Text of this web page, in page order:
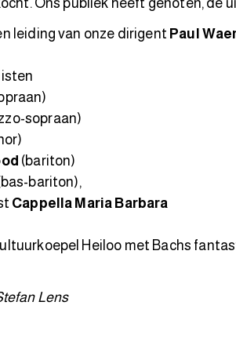
leiding van onze dirigent Paul
sopraan)
(bariton)
bariton),
Cappella Maria Barbara
Heiloo met Bachs
Lens